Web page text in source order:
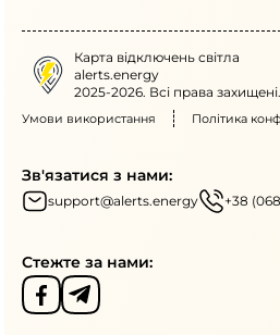
Карта відключень світла
alerts.energy
2025-2026. Всі права захищені.
Умови використання Політика
Зв'язатися з нами:
support@alerts.energy +38
Стежте за нами: